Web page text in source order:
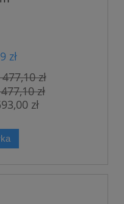
zł
zł
zł
zł